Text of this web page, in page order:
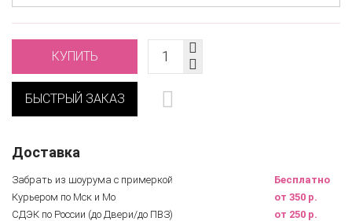
КУПИТЬ
БЫСТРЫЙ ЗАКАЗ
Доставка
Забрать из шоурума с примеркой
Бесплатно
Курьером по Мск и Мо
от 350 р.
СДЭК по России (до Двери/до ПВЗ)
от 250 р.